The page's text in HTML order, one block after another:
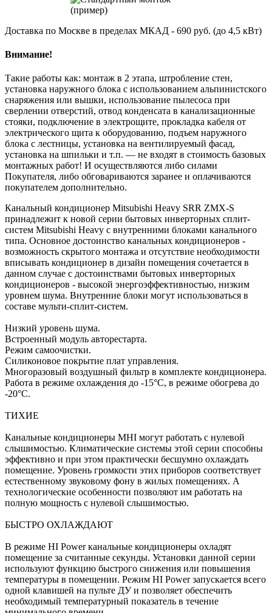
Доставка по Москве в пределах МКАД - 690 руб. (до 4,5 кВт)
Внимание!
Такие работы как: монтаж в 2 этапа, штробление стен,
установка наружного блока с использованием альпинистского
снаряжения или вышки, использование пылесоса при
сверлении отверстий, отвод конденсата в канализационные
стояки, подключение в электрощите, прокладка кабеля от
электрического щита к оборудованию, подъем наружного
блока с лестницы, установка на вентилируемый фасад,
установка на шпильки и т.п. — не входят в стоимость базовых
монтажных работ! И осуществляются либо силами
Покупателя, либо обговариваются заранее и оплачиваются
покупателем дополнительно.
Канальный кондиционер Mitsubishi Heavy SRR ZMX-S
принадлежит к новой серии бытовых инверторных сплит-
систем Mitsubishi Heavy с внутренними блоками канального
типа. Основное достоинство канальных кондиционеров -
возможность скрытого монтажа и отсутствие необходимости
вписывать кондиционер в дизайн помещения сочетается в
данном случае с достоинствами бытовых инверторных
кондиционеров - высокой энергоэффективностью, низким
уровнем шума. Внутренние блоки могут использоваться в
составе мульти-сплит-систем.
Низкий уровень шума.
Встроенный модуль авторестарта.
Режим самоочистки.
Силиконовое покрытие плат управления.
Многоразовый воздушный фильтр в комплекте кондиционера.
Работа в режиме охлаждения до -15°С, в режиме обогрева до
-20°С.
ТИХИЕ
Канальные кондиционеры MHI могут работать с нулевой
слышимостью. Климатические системы этой серии способны
эффективно и при этом практически бесшумно охлаждать
помещение. Уровень громкости этих приборов соответствует
естественному звуковому фону в жилых помещениях. А
технологические особенности позволяют им работать на
полную мощность с нулевой слышимостью.
БЫСТРО ОХЛАЖДАЮТ
В режиме HI Power канальные кондиционеры охладят
помещение за считанные секунды. Установки данной серии
используют функцию быстрого снижения или повышения
температуры в помещении. Режим HI Power запускается всего
одной клавишей на пульте ДУ и позволяет обеспечить
необходимый температурный показатель в течение